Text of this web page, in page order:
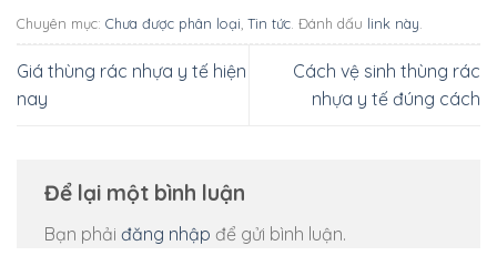
Chuyên mục: Chưa được phân loại Tin tức . Đánh dấu link này
Giá thùng rác nhựa y tế hiện
nay
Cách vệ sinh thùng rác
nhựa y tế đúng cách
Để lại một bình luận
Bạn phải đăng nhập để gửi bình luận.